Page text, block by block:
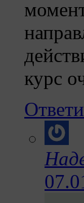
курс